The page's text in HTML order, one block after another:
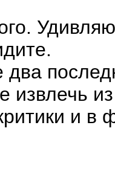
два
извлечь
и в